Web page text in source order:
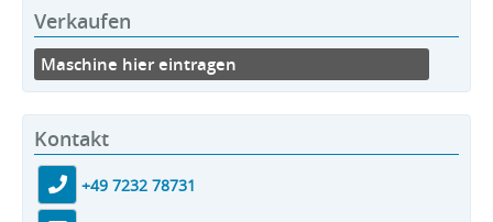
Verkaufen
Maschine hier eintragen
Kontakt
+49 7232 78731